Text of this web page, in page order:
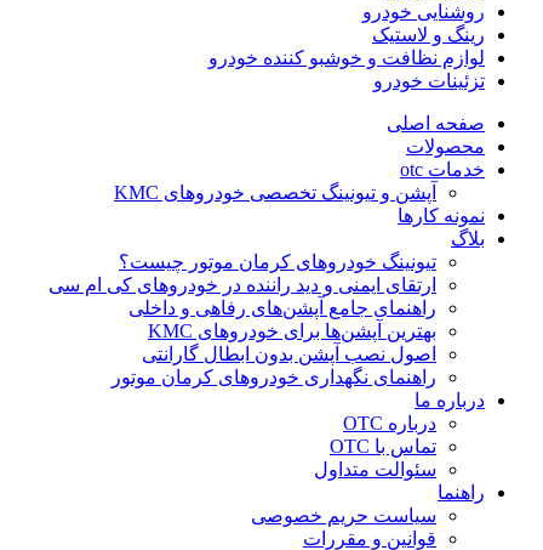
روشنایی خودرو
رینگ و لاستیک
لوازم نظافت و خوشبو کننده خودرو
تزئینات خودرو
صفحه اصلی
محصولات
خدمات otc
آپشن و تیونینگ تخصصی خودروهای KMC
نمونه کارها
بلاگ
تیونینگ خودروهای کرمان موتور چیست؟
ارتقای ایمنی و دید راننده در خودروهای کی ام سی
راهنمای جامع آپشن‌های رفاهی و داخلی
بهترین آپشن‌ها برای خودروهای KMC
اصول نصب آپشن بدون ابطال گارانتی
راهنمای نگهداری خودروهای کرمان موتور
درباره ما
درباره OTC
تماس با OTC
سئوالت متداول
راهنما
سیاست حریم خصوصی
قوانین و مقررات